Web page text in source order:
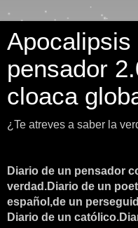
Apocalipsis
pensador
cloaca
¿Te atreves a saber la
Diario de un pensador
verdad.Diario de un
español,de un
Diario de un